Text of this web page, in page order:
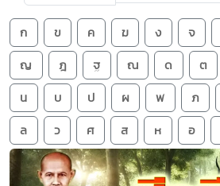
ก ข ค ฆ ง จ
ญ
ฎ ฐ ณ ด ต
น
บ ป ผ พ ภ
ล
ว ศ ส ห อ